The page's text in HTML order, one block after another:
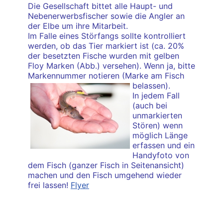
Die Gesellschaft bittet alle Haupt- und
Nebenerwerbsfischer sowie die Angler an
der Elbe um ihre Mitarbeit.
Im Falle eines Störfangs sollte kontrolliert
werden, ob das Tier markiert ist (ca. 20%
der besetzten Fische wurden mit gelben
Floy Marken (Abb.) versehen). Wenn ja, bitte
Markennummer notieren (Marke am Fisch
belassen).
In jedem Fall
(auch bei
unmarkierten
Stören) wenn
möglich Länge
erfassen und ein
Handyfoto von
dem Fisch (ganzer Fisch in Seitenansicht)
machen und den Fisch umgehend wieder
frei lassen! Flyer